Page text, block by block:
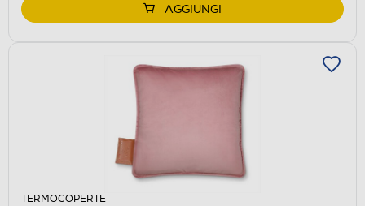
AGGIUNGI
TERMOCOPERTE